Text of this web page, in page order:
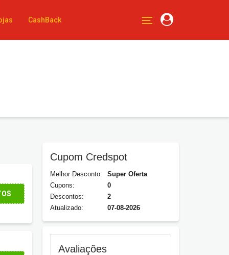
CashBack
Cupom Credspot
Melhor Desconto:
Super Oferta
Cupons:
0
Descontos:
2
Atualizado:
07-08-2026
Avaliações